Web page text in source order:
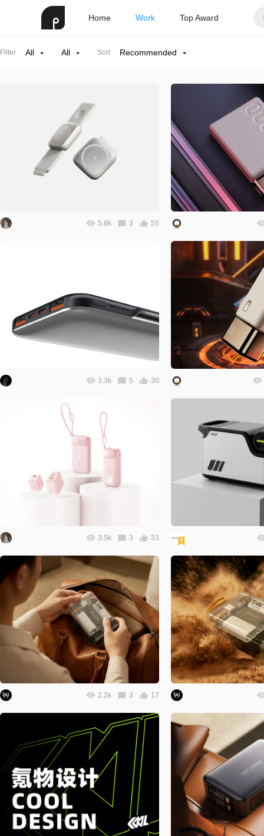
Home Work Top Award
Filter All All Sort Recommended
5.8k 3 55
3.3k 5 30
3.5k 3 33
2.2k 3 17